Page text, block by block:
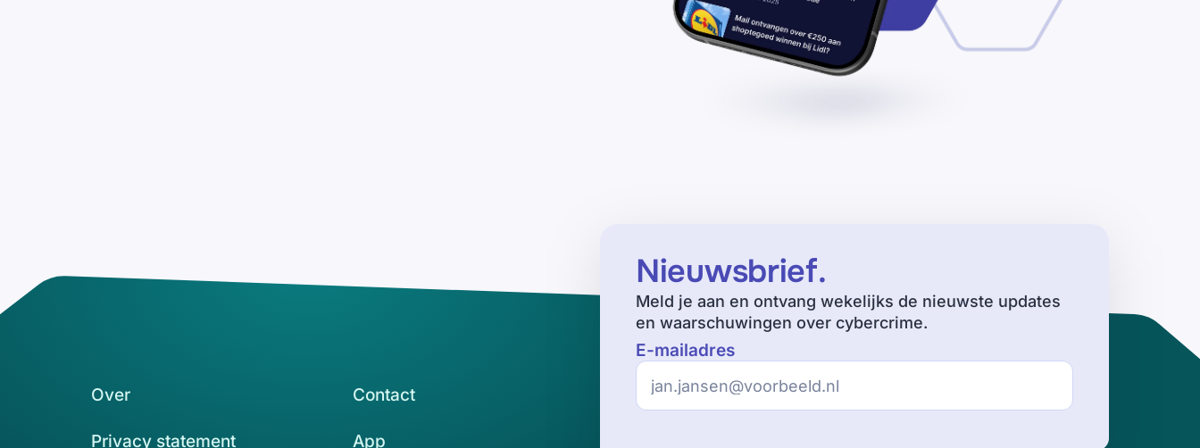
Nieuwsbrief.
Meld je aan en ontvang wekelijks de nieuwste updates
en waarschuwingen over cybercrime.
E-mailadres
Over Contact
Privacy statement App